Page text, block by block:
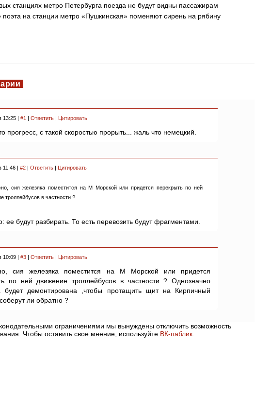
станциях метро Петербурга поезда не будут видны пассажирам
поэта на станции метро «Пушкинская» поменяют сирень на рябину
13:25 | #1 | Ответить | Цитировать
прогресс, с такой скоростью прорыть... жаль что немецкий.
11:46 | #2 | Ответить | Цитировать
сия железяка поместится на М Морской или придется перекрыть по ней
троллейбусов в частности ?
ее будут разбирать. То есть перевозить будут фрагментами.
10:09 | #3 | Ответить | Цитировать
сия железяка поместится на М Морской или придется
по ней движение троллейбусов в частности ? Однозначно
будет демонтирована ,чтобы протащить щит на Кирпичный
ли обратно ?
ограничениями мы вынуждены отключить возможность
Чтобы оставить свое мнение, используйте ВК-паблик